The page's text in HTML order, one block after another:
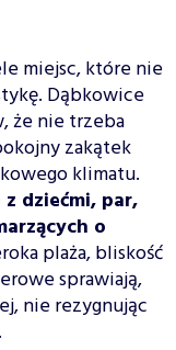
miejsc, które nie
Dąbkowice
że nie trzeba
zakątek
klimatu.
dziećmi, par,
o
plaża, bliskość
sprawiają,
nie rezygnując